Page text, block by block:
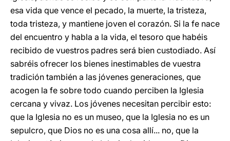
esa vida que vence el pecado, la muerte, la tristeza,
toda tristeza, y mantiene joven el corazón. Si la fe nace
del encuentro y habla a la vida, el tesoro que habéis
recibido de vuestros padres será bien custodiado. Así
sabréis ofrecer los bienes inestimables de vuestra
tradición también a las jóvenes generaciones, que
acogen la fe sobre todo cuando perciben la Iglesia
cercana y vivaz. Los jóvenes necesitan percibir esto:
que la Iglesia no es un museo, que la Iglesia no es un
sepulcro, que Dios no es una cosa allí... no, que la